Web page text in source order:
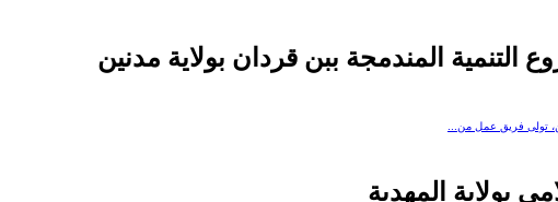
التنمية المندمجة ببن قردان بولاية مدنين
تولى فريق عمل من...
بولاية المهدية